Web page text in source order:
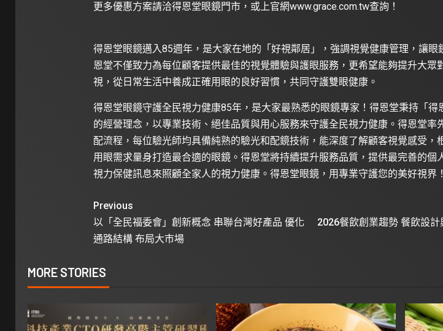
更多優惠方案請洽得恩堂眼鏡門市，或上官網www.grace.com.tw查詢！
得恩堂眼鏡邁入85週年，是大家在地的「好視鄰居」，強調視覺健康管理，讓眼
恩堂不僅致力為每位顧客提供最佳的視覺體驗與護眼服務，更希望能夠提升大眾
視，從日常生活中養成正確用眼的良好習慣，共同守護雙眼健康。
得恩堂眼鏡守護全民視力健康85年，是大家最熟悉的眼鏡專家！得恩堂秉持「得
的經營理念，以專業技術、絕佳品質與用心服務來守護全民視力健康。得恩堂率
配流程，每位驗光師均具備純熟的驗光和配鏡技術，能深度了解顧客視覺感受，
用眼需求量身打造最合適的眼鏡。得恩堂將持續提升服務品質，提供最完善的個
視力保健訊息來照顧全家人的視力健康。得恩堂眼鏡，用專業守護您的美好視界！
Previous
以「全民福委會」創新概念 串聯台灣好產品 優化
通路結構 布局大市場
2026餐飲創業趨勢 餐飲設
MORE STORIES